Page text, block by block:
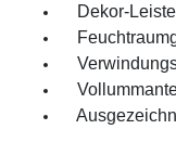
Dekor-Leiste